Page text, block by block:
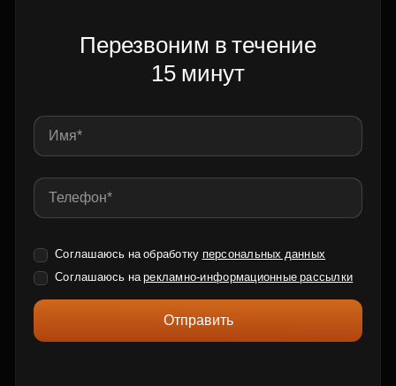
Перезвоним в течение
15 минут
Соглашаюсь на обработку персональных данных
Соглашаюсь нарекламно-информационные рассылки
Отправить